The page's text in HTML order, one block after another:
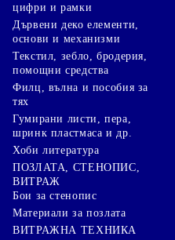
цифри и рамки
Дървени деко елементи,
основи и механизми
Текстил, зебло, бродерия,
помощни средства
Филц, вълна и пособия за
тях
Гумирани листи, пера,
шринк пластмаса и др.
Хоби литература
ПОЗЛАТА, СТЕНОПИС,
ВИТРАЖ
Бои за стенопис
Материали за позлата
ВИТРАЖНА ТЕХНИКА